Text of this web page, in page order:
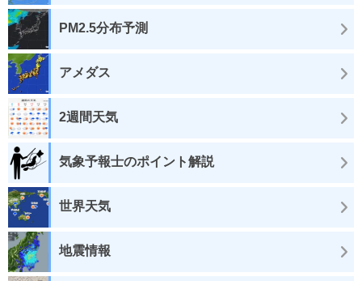
PM2.5分布予測
アメダス
2週間天気
気象予報士のポイント解説
世界天気
地震情報